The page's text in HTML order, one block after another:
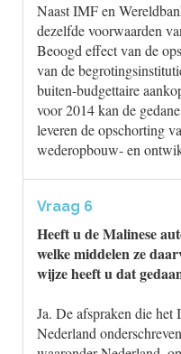
Naast IMF en
dezelfde voorwaarden
Beoogd effect van de
van de
buiten-budgettaire
voor 2014 kan de
leveren de opschorting
wederopbouw- en
Vraag 6
Heeft u de Malinese
welke middelen ze
wijze heeft u dat
Ja. De afspraken die
Nederland